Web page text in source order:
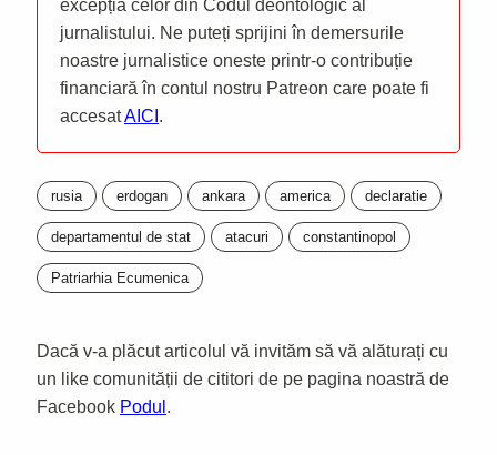
excepția celor din Codul deontologic al
jurnalistului. Ne puteți sprijini în demersurile
noastre jurnalistice oneste printr-o contribuție
financiară în contul nostru Patreon care poate fi
accesatAICI .
rusia erdogan ankara america declaratie
departamentul de stat atacuri constantinopol
Patriarhia Ecumenica
Dacă v-a plăcut articolul vă invităm să vă alăturați cu
un like comunității de cititori de pe pagina noastră de
Facebook Podul .